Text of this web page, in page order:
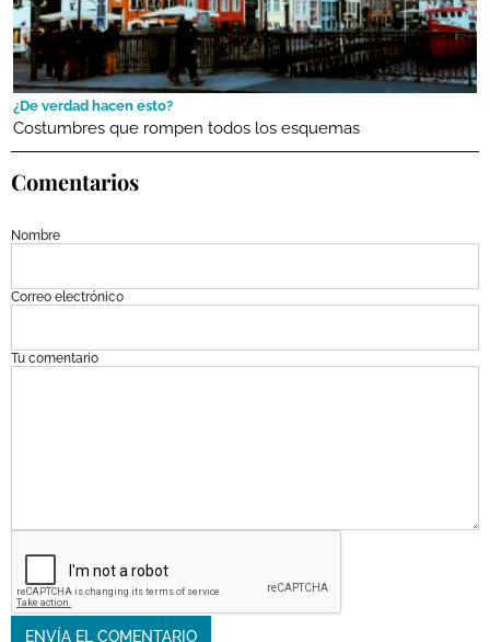
¿De verdad hacen esto?
Costumbres que rompen todos los esquemas
Comentarios
Nombre
Correo electrónico
Tu comentario